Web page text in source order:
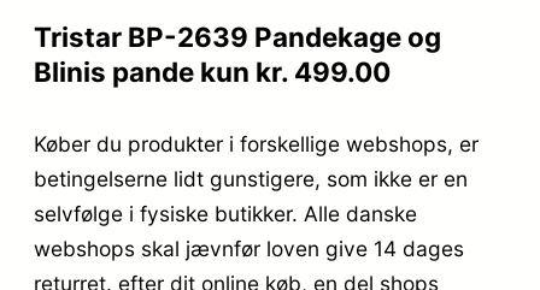
Tristar BP-2639 Pandekage og
Blinis pande kun kr. 499.00
Køber du produkter i forskellige webshops, er
betingelserne lidt gunstigere, som ikke er en
selvfølge i fysiske butikker. Alle danske
webshops skal jævnfør loven give 14 dages
returret. efter dit online køb, en del shops